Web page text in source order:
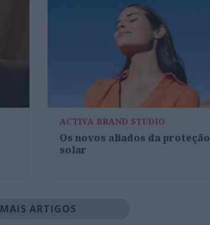
ACTIVA BRAND STUDIO
Os novos aliados da proteção
solar
MAIS ARTIGOS